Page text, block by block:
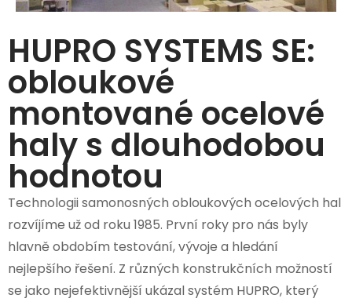
HUPRO SYSTEMS SE:
obloukové
montované ocelové
haly s dlouhodobou
hodnotou
Technologii samonosných obloukových ocelových hal
rozvíjíme už od roku 1985. První roky pro nás byly
hlavně obdobím testování, vývoje a hledání
nejlepšího řešení. Z různých konstrukčních možností
se jako nejefektivnější ukázal systém HUPRO, který